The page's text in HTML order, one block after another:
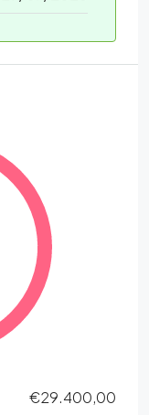
€29.400,00